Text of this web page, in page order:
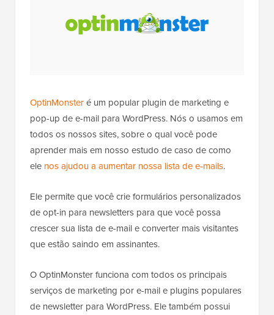
OptinMonsteré um popular plugin de marketing e
pop-up de e-mail para WordPress. Nós o usamos em
todos os nossos sites, sobre o qual você pode
aprender mais em nosso estudo de caso de como
ele nos ajudou a aumentar nossa lista de e-mails.
Ele permite que você crie formulários personalizados
de opt-in para newsletters para que você possa
crescer sua lista de e-mail e converter mais visitantes
que estão saindo em assinantes.
O OptinMonster funciona com todos os principais
serviços de marketing por e-mail e plugins populares
de newsletter para WordPress. Ele também possui